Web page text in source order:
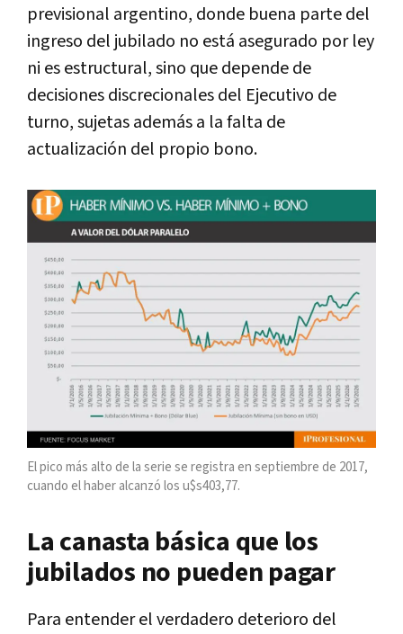
previsional argentino, donde buena parte del
ingreso del jubilado no está asegurado por ley
ni es estructural, sino que depende de
decisiones discrecionales del Ejecutivo de
turno, sujetas además a la falta de
actualización del propio bono.
El pico más alto de la serie se registra en septiembre de 2017,
cuando el haber alcanzó los u$s403,77.
La canasta básica que los
jubilados no pueden pagar
Para entender el verdadero deterioro del